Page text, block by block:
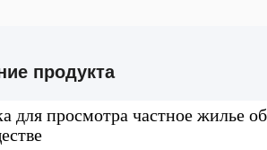
продукта
для просмотра частное жилье